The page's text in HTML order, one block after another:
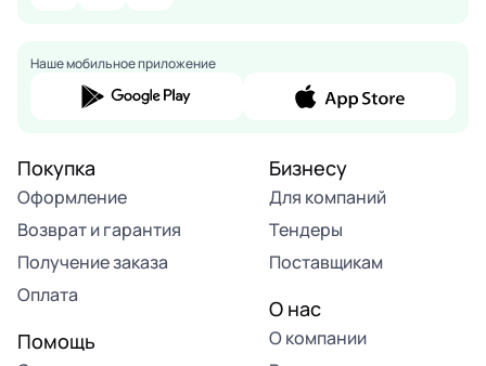
Наше мобильное приложение
Покупка
Оформление
Возврат и гарантия
Получение заказа
Оплата
Помощь
Бизнесу
Для компаний
Тендеры
Поставщикам
О нас
О компании